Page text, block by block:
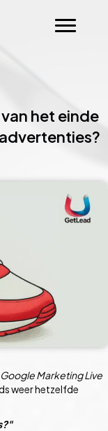
het einde
Google Marketing Live
weer hetzelfde